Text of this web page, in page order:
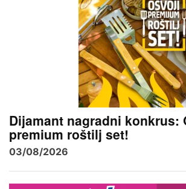
Dijamant nagradni konkrus:
premium roštilj set!
03/08/2026